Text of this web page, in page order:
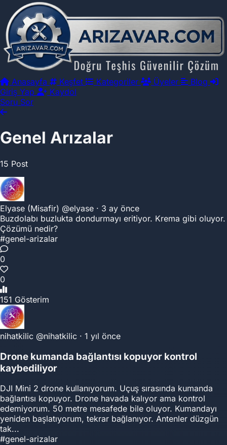
Anasayfa Keşfet Kategoriler Üyeler
Blog
Giriş Yap
Kaydol
Soru Sor
Genel Arızalar
15 Post
Elyase (Misafir) @elyase · 3 ay önce
Buzdolabı buzlukta dondurmayı eritiyor. Krema gibi oluyor.
Çözümü nedir?
#genel-arizalar
0
0
151 Gösterim
nihatkilic @nihatkilic · 1 yıl önce
Drone kumanda bağlantısı kopuyor kontrol
kaybediliyor
DJI Mini 2 drone kullanıyorum. Uçuş sırasında kumanda
bağlantısı kopuyor. Drone havada kalıyor ama kontrol
edemiyorum. 50 metre mesafede bile oluyor. Kumandayı
yeniden başlatıyorum, tekrar bağlanıyor. Antenler düzgün
tak...
#genel-arizalar